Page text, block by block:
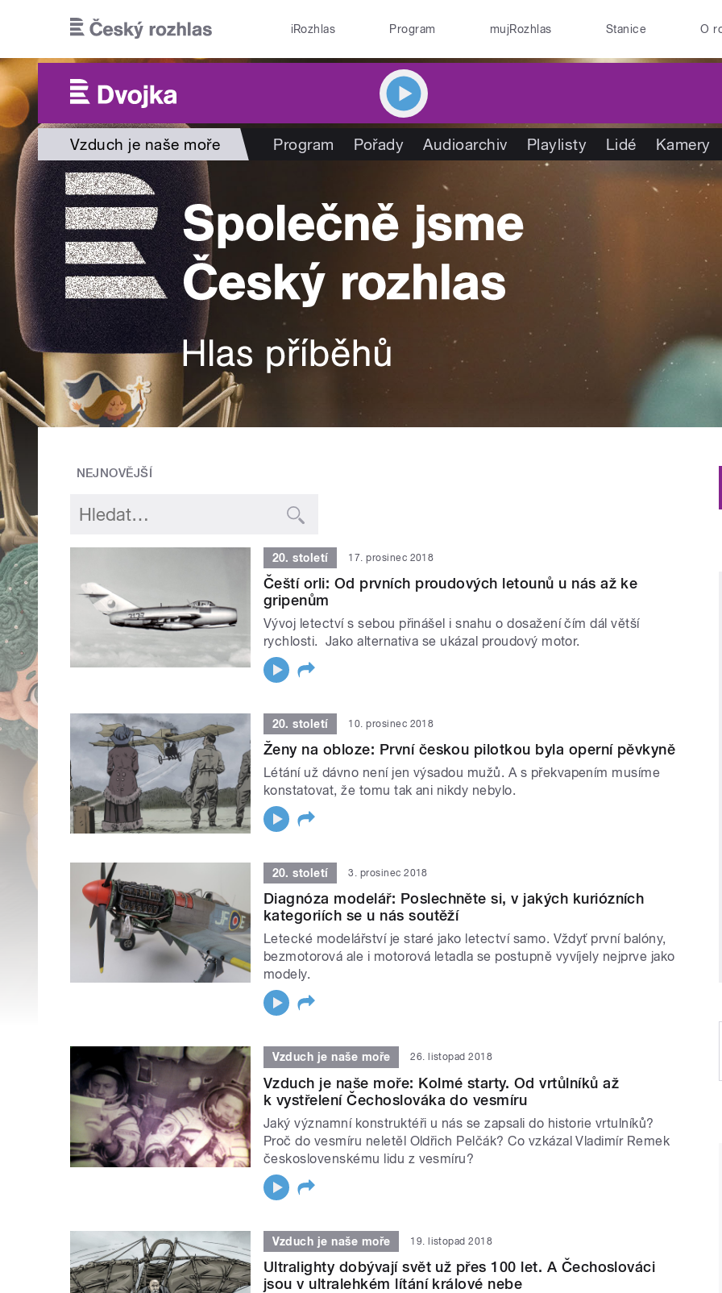
iRozhlas Program mujRozhlas Stanice O
Vzduch je naše moře Program Pořady Audioarchiv Playlisty Lidé Kamery
NEJNOVĚJŠÍ
20. století 17. prosinec 2018
Čeští orli: Od prvních proudových letounů u nás až ke
gripenům
Vývoj letectví s sebou přinášel i snahu o dosažení čím dál větší
rychlosti. Jako alternativa se ukázal proudový motor.
20. století 10. prosinec 2018
Ženy na obloze: První českou pilotkou byla operní pěvkyně
Létání už dávno není jen výsadou mužů. A s překvapením musíme
konstatovat, že tomu tak ani nikdy nebylo.
20. století 3. prosinec 2018
Diagnóza modelář: Poslechněte si, v jakých kuriózních
kategoriích se u nás soutěží
Letecké modelářství je staré jako letectví samo. Vždyť první balóny,
bezmotorová ale i motorová letadla se postupně vyvíjely nejprve jako
modely.
Vzduch je naše moře 26. listopad 2018
Vzduch je naše moře: Kolmé starty. Od vrtůlníků až
k vystřelení Čechoslováka do vesmíru
Jaký významní konstruktéři u nás se zapsali do historie vrtulníků?
Proč do vesmíru neletěl Oldřich Pelčák? Co vzkázal Vladimír Remek
československému lidu z vesmíru?
Vzduch je naše moře 19. listopad 2018
Ultralighty dobývají svět už přes 100 let. A Čechoslováci
jsou v ultralehkém lítání králové nebe